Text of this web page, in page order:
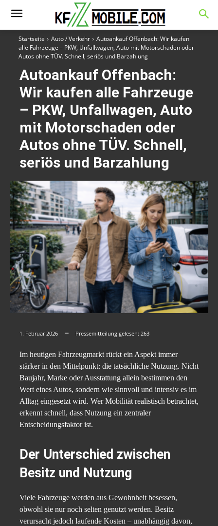
Startseite Auto / Verkehr
Autoankauf Offenbach: Wir kaufen
alle Fahrzeuge – PKW, Unfallwagen, Auto mit Motorschaden oder
Autos ohne TÜV. Schnell, seriös und Barzahlung
Autoankauf Offenbach:
Wir kaufen alle Fahrzeuge
– PKW, Unfallwagen, Auto
mit Motorschaden oder
Autos ohne TÜV. Schnell,
seriös und Barzahlung
1. Februar 2026 Pressemitteilung gelesen: 263
Im heutigen Fahrzeugmarkt rückt ein Aspekt immer
stärker in den Mittelpunkt: die tatsächliche Nutzung. Nicht
Baujahr, Marke oder Ausstattung allein bestimmen den
Wert eines Autos, sondern wie sinnvoll und intensiv es im
Alltag eingesetzt wird. Wer Mobilität realistisch betrachtet,
erkennt schnell, dass Nutzung ein zentraler
Entscheidungsfaktor ist.
Der Unterschied zwischen
Besitz und Nutzung
Viele Fahrzeuge werden aus Gewohnheit besessen,
obwohl sie nur noch selten genutzt werden. Besitz
verursacht jedoch laufende Kosten – unabhängig davon,